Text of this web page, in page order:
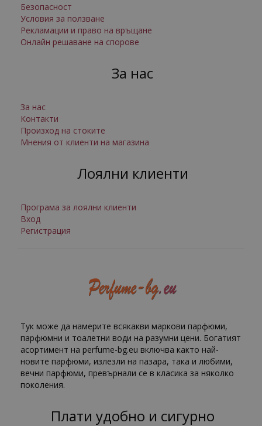
Безопасност
Условия за ползване
Рекламации и право на връщане
Онлайн решаване на спорове
За нас
За нас
Контакти
Произход на стоките
Мнения от клиенти на магазина
Лоялни клиенти
Програма за лоялни клиенти
Вход
Регистрация
Тук може да намерите всякакви маркови парфюми,
парфюмни и тоалетни води на разумни цени. Богатият
асортимент на perfume-bg.eu включва както най-
новите парфюми, излезли на пазара, така и любими,
вечни парфюми, превърнали се в класика за няколко
поколения.
Плати удобно и сигурно